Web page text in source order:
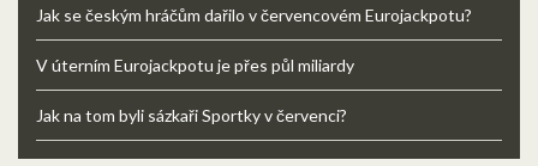
Jak se českým hráčům dařilo v červencovém Eurojackpotu?
V úterním Eurojackpotu je přes půl miliardy
Jak na tom byli sázkaři Sportky v červenci?